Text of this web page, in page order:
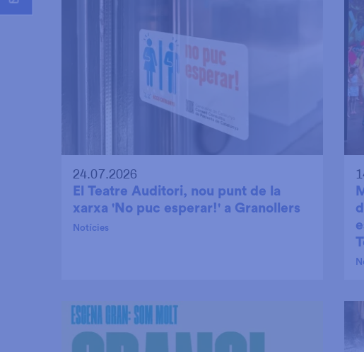
24.07.2026
El Teatre Auditori, nou punt de la
xarxa 'No puc esperar!' a Granollers
Notícies